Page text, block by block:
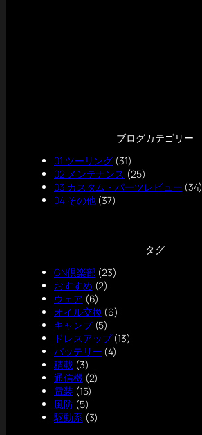
ブログカテゴリー
01 ツーリング (31)
02 メンテナンス (25)
03 カスタム・パーツレビュー (34)
04 その他(37)
タグ
GN倶楽部(23)
おすすめ (2)
ウェア (6)
オイル交換(6)
キャンプ(5)
ドレスアップ(13)
バッテリー (4)
積載(3)
通信機(2)
電装 (15)
風防(5)
駆動系(3)